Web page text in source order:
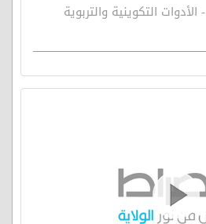
مصباح الهداية 270 - الأدوات التكوينية والتربوية